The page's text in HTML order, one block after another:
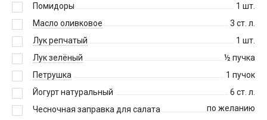
Помидоры
1 шт.
Масло оливковое
3 ст. л.
Лук репчатый
1 шт.
Лук зелёный
½ пучка
Петрушка
1 пучок
Йогурт натуральный
6 ст. л.
Чесночная заправка для салата
по желанию